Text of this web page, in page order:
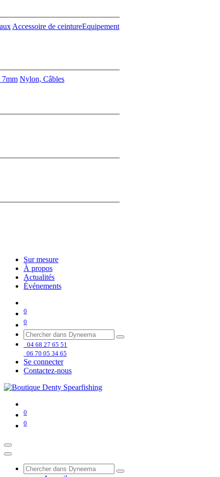
Accessoire de ceintureEquipement
7mm Nylon, Câbles
Sur mesure
À propos
Actualités
Événements
0
0
04 68 27 65 51
06 70 05 34 65
Se connecter
Contactez-nous
0
0